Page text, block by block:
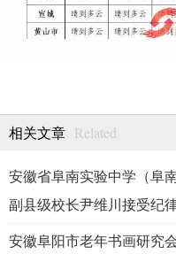
相关文章 Related
安徽省阜南实验中学（阜
副县级校长尹维川接受纪
安徽阜阳市老年书画研究